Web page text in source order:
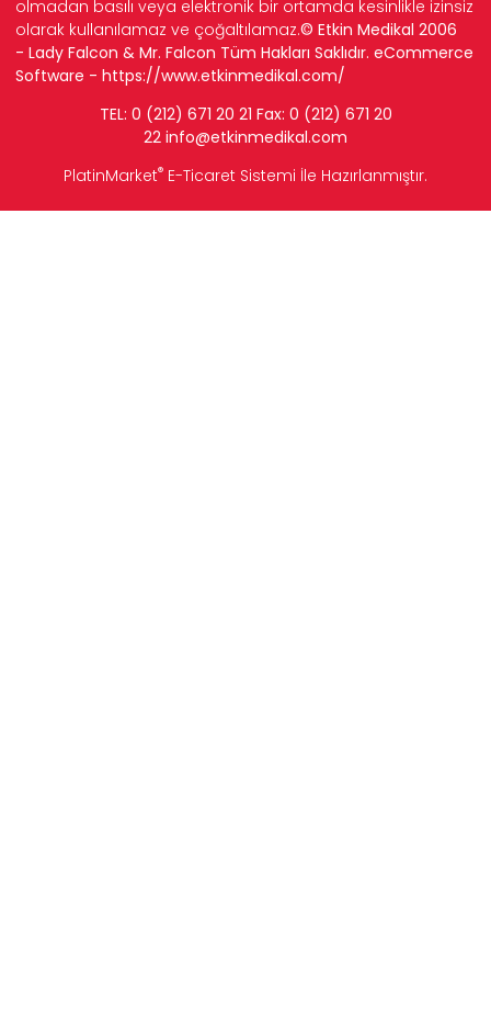
olmadan basılı veya elektronik bir ortamda kesinlikle izinsiz
olarak kullanılamaz ve çoğaltılamaz.© Etkin Medikal 2006
- Lady Falcon & Mr. Falcon Tüm Hakları Saklıdır. eCommerce
Software - https://www.etkinmedikal.com/
TEL: 0 (212) 671 20 21 Fax: 0 (212) 671 20
22 info@etkinmedikal.com
PlatinMarket® E-Ticaret Sistemi İle Hazırlanmıştır.